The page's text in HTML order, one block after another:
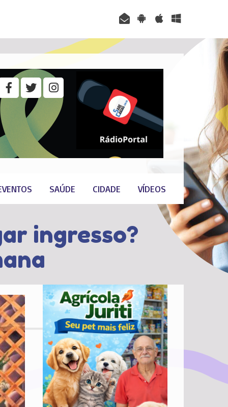
SAÚDE CIDADE VÍDEOS
ingresso?